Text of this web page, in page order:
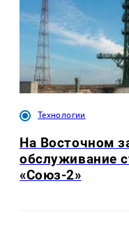
Технологии
На Восточном
обслуживание
«Союз-2»